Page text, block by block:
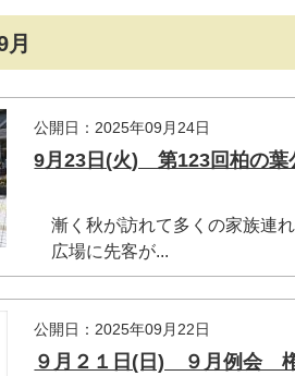
公開日：2025年09月24日
9月23日(火) 第123回柏の葉
漸く秋が訪れて多くの家族連
広場に先客が...
公開日：2025年09月22日
９月２１日(日) ９月例会